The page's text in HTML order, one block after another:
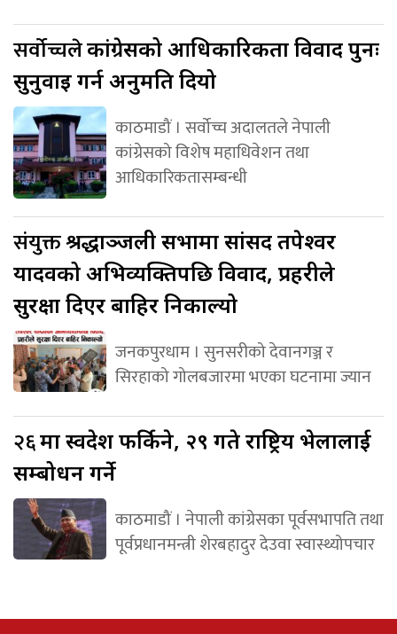
सर्वोच्चलेकांग्रेसको आधिकारिकता विवाद पुनः
सुनुवाइ गर्न अनुमति दियो
काठमाडौं । सर्वोच्च अदालतले नेपाली
कांग्रेसको विशेष महाधिवेशन तथा
आधिकारिकतासम्बन्धी
संयुक्तश्रद्धाञ्जली सभामा सांसद तपेश्वर
यादवको अभिव्यक्तिपछि विवाद, प्रहरीले
सुरक्षा दिएर बाहिर निकाल्यो
जनकपुरधाम । सुनसरीको देवानगञ्ज र
सिरहाको गोलबजारमा भएका घटनामा ज्यान
२६मा स्वदेश फर्किने, २९ गते राष्ट्रिय भेलालाई
सम्बोधन गर्ने
काठमाडौं । नेपाली कांग्रेसका पूर्वसभापति तथा
पूर्वप्रधानमन्त्री शेरबहादुर देउवा स्वास्थ्योपचार